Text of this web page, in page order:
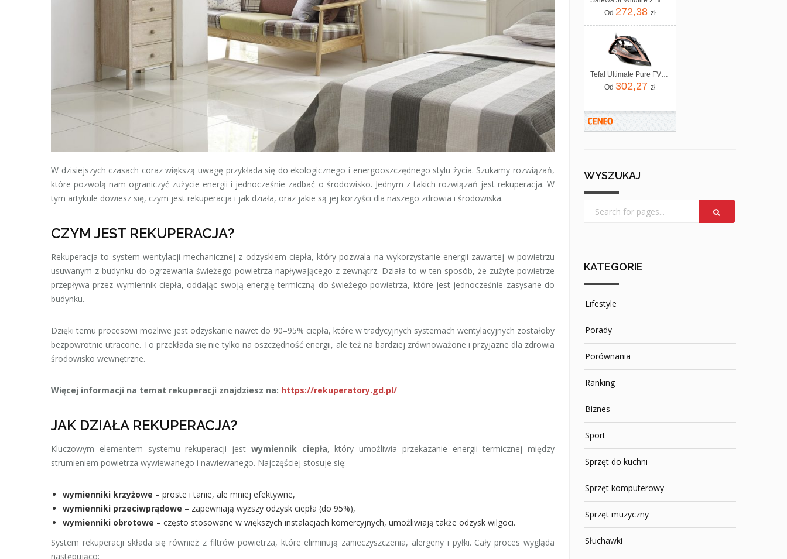
W dzisiejszych czasach coraz większą uwagę przykłada się do ekologicznego i energooszczędnego stylu życia. Szukamy rozwiązań,
które pozwolą nam ograniczyć zużycie energii i jednocześnie zadbać o środowisko. Jednym z takich rozwiązań jest rekuperacja. W
tym artykule dowiesz się, czym jest rekuperacja i jak działa, oraz jakie są jej korzyści dla naszego zdrowia i środowiska.
CZYM JEST REKUPERACJA?
Rekuperacja to system wentylacji mechanicznej z odzyskiem ciepła, który pozwala na wykorzystanie energii zawartej w powietrzu
usuwanym z budynku do ogrzewania świeżego powietrza napływającego z zewnątrz. Działa to w ten sposób, że zużyte powietrze
przepływa przez wymiennik ciepła, oddając swoją energię termiczną do świeżego powietrza, które jest jednocześnie zasysane do
budynku.
Dzięki temu procesowi możliwe jest odzyskanie nawet do 90–95% ciepła, które w tradycyjnych systemach wentylacyjnych zostałoby
bezpowrotnie utracone. To przekłada się nie tylko na oszczędność energii, ale też na bardziej zrównoważone i przyjazne dla zdrowia
środowisko wewnętrzne.
Więcej informacji na temat rekuperacji znajdziesz na: https://rekuperatory.gd.pl/
JAK DZIAŁA REKUPERACJA?
Kluczowym elementem systemu rekuperacji jest wymiennik ciepła, który umożliwia przekazanie energii termicznej między
strumieniem powietrza wywiewanego i nawiewanego. Najczęściej stosuje się:
wymienniki krzyżowe – proste i tanie, ale mniej efektywne,
wymienniki przeciwprądowe – zapewniają wyższy odzysk ciepła (do 95%),
wymienniki obrotowe – często stosowane w większych instalacjach komercyjnych, umożliwiają także odzysk wilgoci.
System rekuperacji składa się również z filtrów powietrza, które eliminują zanieczyszczenia, alergeny i pyłki. Cały proces wygląda
następująco:
Od 272,38 zł
Tefal Ultimate Pure FV9845
Od 302,27 zł
WYSZUKAJ
KATEGORIE
Lifestyle
Porady
Porównania
Ranking
Biznes
Sport
Sprzęt do kuchni
Sprzęt komputerowy
Sprzęt muzyczny
Słuchawki